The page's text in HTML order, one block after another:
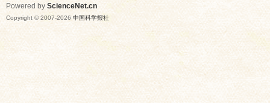
Powered by ScienceNet.cn
Copyright © 2007-2026 中国科学报社